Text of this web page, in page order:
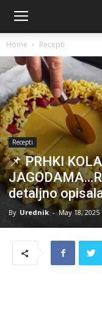
Home Recepti
Recepti
📌 PRHKI
detaljno
By Urednik - May 18, 2025